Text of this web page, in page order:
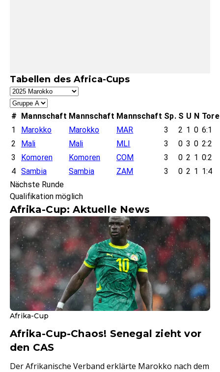
Tabellen des Africa-Cups
# Mannschaft Mannschaft Mannschaft Sp. S U N Tore
1
Marokko Marokko MAR 3 2 1 0 6:1
2
Mali Mali MLI 3 0 3 0 2:2
3
Komoren Komoren COM 3 0 2 1 0:2
4 Sambia Sambia ZAM 3 0 2 1 1:4
Nächste Runde
Qualifikation möglich
Afrika-Cup: Aktuelle News
Afrika-Cup
Afrika-Cup-Chaos! Senegal zieht vor
den CAS
Der Afrikanische Verband erklärte Marokko nach dem